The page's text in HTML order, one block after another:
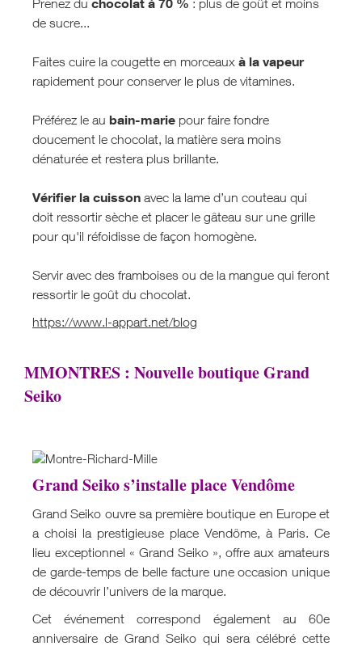
Prenez du chocolat à 70 % : plus de goût et moins
de sucre...
Faites cuire la cougette en morceaux à la vapeur
rapidement pour conserver le plus de vitamines.
Préférez le au bain-marie pour faire fondre
doucement le chocolat, la matière sera moins
dénaturée et restera plus brillante.
Vérifier la cuisson avec la lame d’un couteau qui
doit ressortir sèche et placer le gâteau sur une grille
pour qu'il réfoidisse de façon homogène.
Servir avec des framboises ou de la mangue qui feront
ressortir le goût du chocolat.
https://www.l-appart.net/blog
MMONTRES : Nouvelle boutique Grand
Seiko
Grand Seiko s’installe place Vendôme
Grand Seiko ouvre sa première boutique en Europe et
a choisi la prestigieuse place Vendôme, à Paris. Ce
lieu exceptionnel « Grand Seiko », offre aux amateurs
de garde-temps de belle facture une occasion unique
de découvrir l’univers de la marque.
Cet événement correspond également au 60e
anniversaire de Grand Seiko qui sera célébré cette